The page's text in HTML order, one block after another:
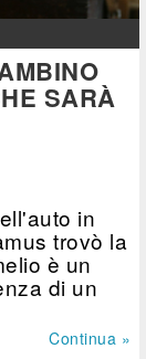
SARÀ
in
trovò la
è un
di un
Continua »